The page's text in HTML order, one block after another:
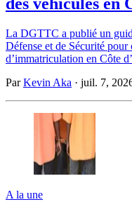
des véhicules en
La DGTTC a publié un
Défense et de Sécurité
d’immatriculation en Côte
ParKevin Aka · juil. 7,
A la une